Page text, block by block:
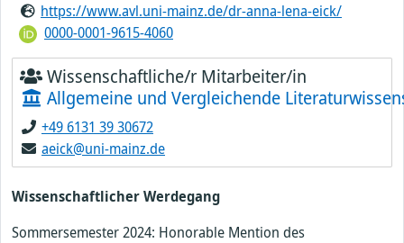
https://www.avl.uni-mainz.de/dr-anna-lena-eick/
0000-0001-9615-4060
Wissenschaftliche/r Mitarbeiter/in
Allgemeine und Vergleichende
+49 6131 39 30672
aeick@uni-mainz.de
Wissenschaftlicher Werdegang
Sommersemester 2024: Honorable Mention des